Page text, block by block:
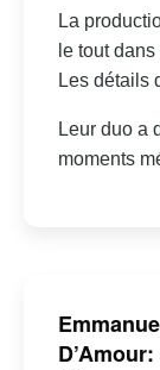
La
le tout
Les détails
Leur duo a
moments